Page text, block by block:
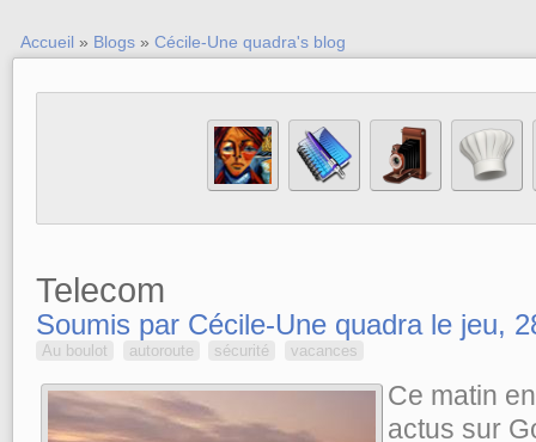
Accueil » Blogs » Cécile-Une quadra's blog
Telecom
Soumis par Cécile-Une quadra le jeu,
Au boulot autoroute sécurité vacances
Ce matin
actus sur